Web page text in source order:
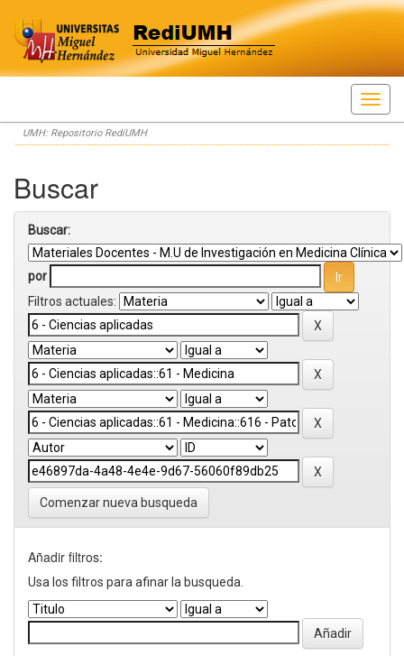
Skip
navigation
UMH: Repositorio RediUMH
Buscar
Buscar:
por
Filtros actuales:
Comenzar nueva busqueda
Añadir filtros:
Usa los filtros para afinar la busqueda.